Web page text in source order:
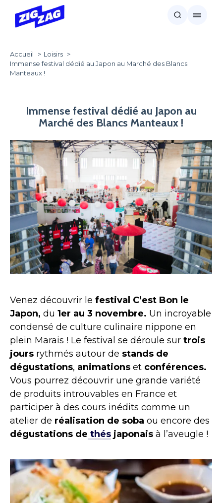
Accueil
Loisirs
Immense festival dédié au Japon au Marché des Blancs
Manteaux !
Immense festival dédié au Japon au
Marché des Blancs Manteaux !
Venez découvrir le festival C’est Bon le
Japon, du 1er au 3 novembre. Un incroyable
condensé de culture culinaire nippone en
plein Marais ! Le festival se déroule sur trois
jours rythmés autour de stands de
dégustations, animations et conférences.
Vous pourrez découvrir une grande variété
de produits introuvables en France et
participer à des cours inédits comme un
atelier de réalisation de soba ou encore des
dégustations de thés japonais à l’aveugle !